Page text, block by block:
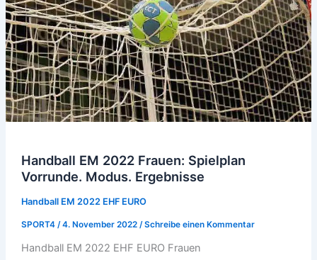
Handball EM 2022 Frauen: Spielplan
Vorrunde. Modus. Ergebnisse
Handball EM 2022 EHF EURO
SPORT4 /4. November 2022 /Schreibe einen Kommentar
Handball EM 2022 EHF EURO Frauen